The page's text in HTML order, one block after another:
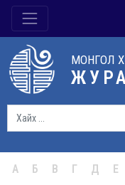
МОНГОЛ
А Б В Г Д Е